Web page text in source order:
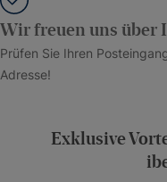
Wir freuen uns über
Prüfen Sie Ihren
Adresse!
Exklusive